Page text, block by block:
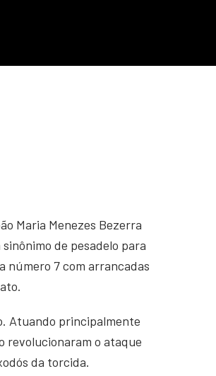
Maria Menezes Bezerra
de pesadelo para
número 7 com arrancadas
Atuando principalmente
revolucionaram o ataque
da torcida.